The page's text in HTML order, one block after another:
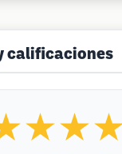
calificaciones